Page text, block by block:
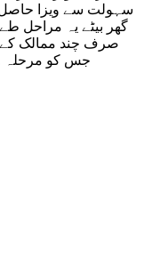
سہولت سے ویزا حاصل
گھر بیٹے یہ مراحل
صرف چند ممالک کے
جس کو مرحلہ